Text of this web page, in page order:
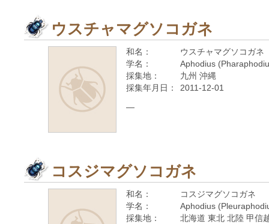
ウスチャマグソコガネ
和名：
ウスチャマグソコガネ
学名：
Aphodius
採集地：
九州 沖縄
採集年月日：
2011-12-01
—
コスジマグソコガネ
和名：
コスジマグソコガネ
学名：
Aphodius
採集地：
北海道 東北 北陸 甲信